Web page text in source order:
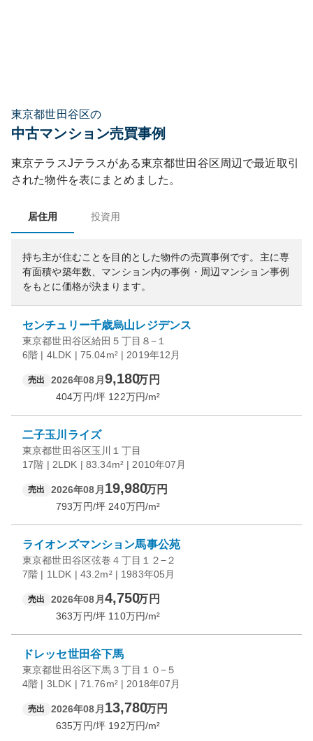
東京都世田谷区の
中古マンション売買事例
東京テラスJテラスがある東京都世田谷区周辺で最近取引
された物件を表にまとめました。
居住用 投資用
持ち主が住むことを目的とした物件の売買事例です。 主に専
有面積や築年数、マンション内の事例・周辺マンション事例
をもとに価格が決まります。
センチュリー千歳烏山レジデンス
東京都世田谷区給田５丁目８−１
6階 | 4LDK | 75.04m² | 2019年12月
売出 2026年08月 9,180万円
404万円/坪 122万円/m²
二子玉川ライズ
東京都世田谷区玉川１丁目
17階 | 2LDK | 83.34m² | 2010年07月
売出 2026年08月 19,980万円
793万円/坪 240万円/m²
ライオンズマンション馬事公苑
東京都世田谷区弦巻４丁目１２−２
7階 | 1LDK | 43.2m² | 1983年05月
売出 2026年08月 4,750万円
363万円/坪 110万円/m²
ドレッセ世田谷下馬
東京都世田谷区下馬３丁目１０−５
4階 | 3LDK | 71.76m² | 2018年07月
売出 2026年08月 13,780万円
635万円/坪 192万円/m²